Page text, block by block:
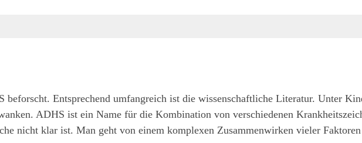
beforscht. Entsprechend umfangreich ist die wissenschaftliche Literatur. Unter
ADHS ist ein Name für die Kombination von verschiedenen
nicht klar ist. Man geht von einem komplexen Zusammenwirken vieler